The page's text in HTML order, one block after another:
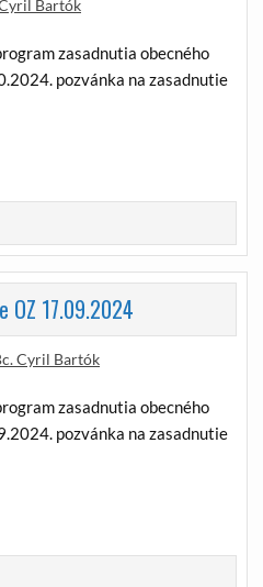
Bartók
zasadnutia obecného
pozvánka na zasadnutie
OZ 17.09.2024
Cyril Bartók
zasadnutia obecného
pozvánka na zasadnutie